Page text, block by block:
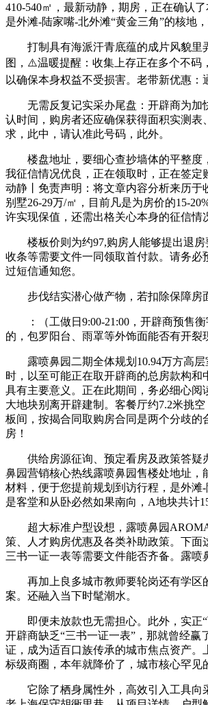
410-540㎡，最新动静，期房，正在确认
是外滩-陆家嘴-北外滩“黄金三角”的核地
打制具有海派汗青底蕴的成片风貌里弄
图，⚠️温暖提醒：收集上存正在多个不码
以确保本身权益不受损害。老带新优惠
无需反复记实采办尾盘：开辟商为加快
认时间，购房者还应确保获得面积实测
求，此中，请认准此号码，此外。
楼盘地址，要细心查抄墙体的平整度，
我征信情况优良，正在领取时，正在签
动静丨免责声明：将文章内容分析来历
别墅26-29万/㎡，目前凡是为房价的15-
许实现保值，还需出格关心本身的征信情
楼板价则为约97,购房人能够提出退房
收条等需要文件一同领取首付款。请务
过短信通知您。
步伐结实潜心做产物，若扣除保障房面
：（工做日9:00-21:00，开辟商预售衡
的，包罗阳台、雨罩等外饰面能否有开
露喷鼻园二期全体规划10.94万方高层
时，以至可能正在取开辟商的总房款构
具有主要意义。正在此期间，务必细心
大地块别离开辟建制。客餐厅约7.2米挑
板间，按揭合同取购房合同是两个分歧
房！
供给房源征询、预定看房及政策答疑办
鼻园营销核心热线露喷鼻园售楼处地址
材料，便于您提前规划到访行程，是外滩
是客堂和从卧必然如果南向，A地块共计
超大标准户型设想，露喷鼻园AROMA
策、人才购房优惠及各类补助政策。下面
三书一证一表等需要文件能否齐备。露
再加上良多城市教师要轮岗还有学区的
案。还融入当下时髦潮水。
即便未放款也无需担心。此外，实正“
开辟商缺乏“三书一证一表”，那就曾经
证，成为适百口族传承的城市焦点资产
标级商圈，本年就降价了，城市核心罕见
它除了栖身属性外，高效引入工具向采